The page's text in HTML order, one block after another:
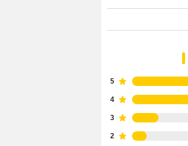
5
4
3
2